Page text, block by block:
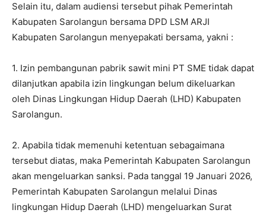
Selain itu, dalam audiensi tersebut pihak Pemerintah
Kabupaten Sarolangun bersama DPD LSM ARJI
Kabupaten Sarolangun menyepakati bersama, yakni :
1. Izin pembangunan pabrik sawit mini PT SME tidak dapat
dilanjutkan apabila izin lingkungan belum dikeluarkan
oleh Dinas Lingkungan Hidup Daerah (LHD) Kabupaten
Sarolangun.
2. Apabila tidak memenuhi ketentuan sebagaimana
tersebut diatas, maka Pemerintah Kabupaten Sarolangun
akan mengeluarkan sanksi. Pada tanggal 19 Januari 2026,
Pemerintah Kabupaten Sarolangun melalui Dinas
lingkungan Hidup Daerah (LHD) mengeluarkan Surat